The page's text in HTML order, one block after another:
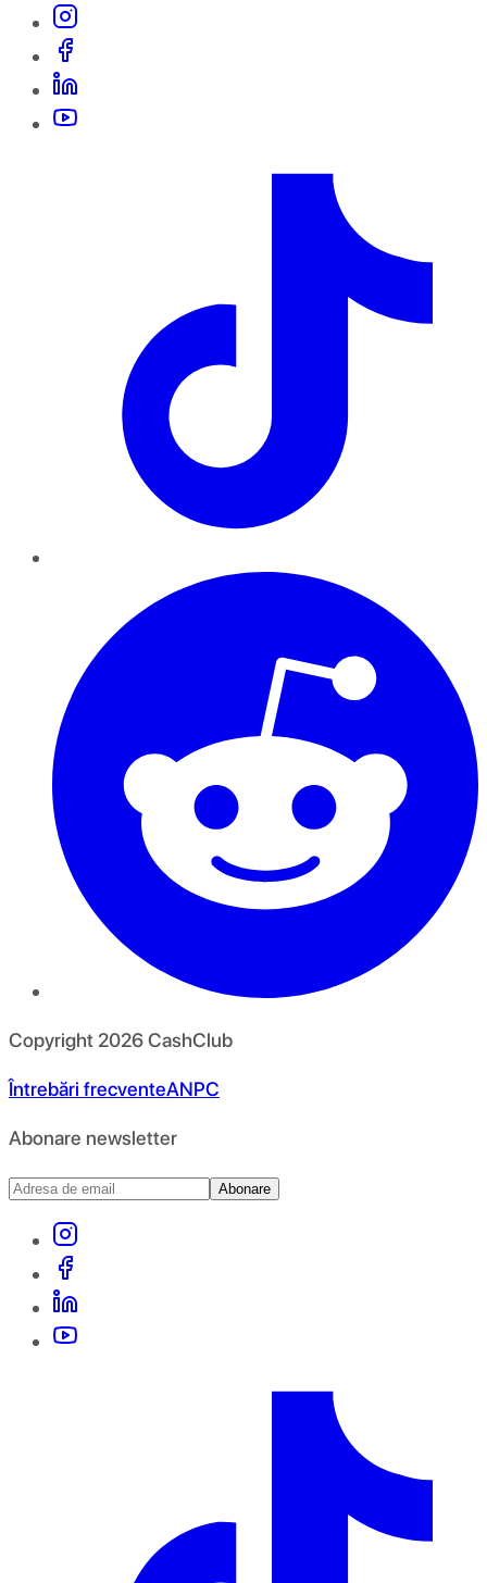
Copyright 2026CashClub
Întrebări frecventeANPC
Abonare newsletter
Abonare